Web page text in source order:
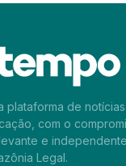
plataforma de
com o
e
Legal.